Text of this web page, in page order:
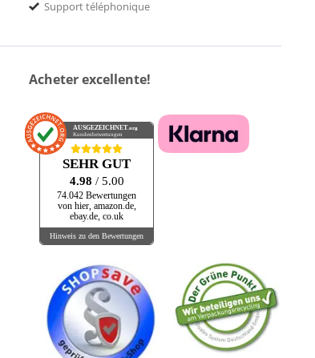
Support téléphonique
Acheter excellente!
AUSGEZEICHNET.org
Kundenbewertungen
SEHR GUT
4.98 / 5.00
74.042 Bewertungen
von hier, amazon.de,
ebay.de, co.uk
Hinweis zu den Bewertungen